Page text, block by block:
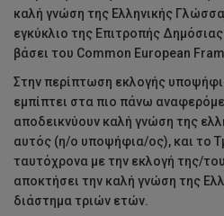
καλή γνώση της Ελληνικής
εγκύκλιο της Επιτροπής
βάσει του Common European
Στην περίπτωση εκλογής
εμπίπτει στα πιο πάνω
αποδεικνύουν καλή γνώση της
αυτός (η/ο υποψήφια/ος), και το
ταυτόχρονα με την εκλογή της/
αποκτήσει την καλή γνώση της
διάστημα τριών ετών.